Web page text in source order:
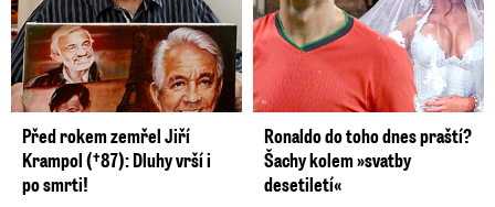
Před rokem zemřel Jiří
Krampol (†87): Dluhy vrší i
po smrti!
Ronaldo do toho dnes praští?
Šachy kolem »svatby
desetiletí«